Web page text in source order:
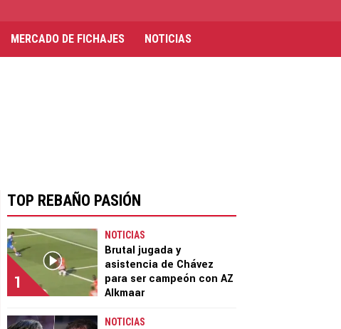
MERCADO DE FICHAJES NOTICIAS
TOP REBAÑO PASIÓN
1
NOTICIAS
Brutal jugada y
asistencia de Chávez
para ser campeón con AZ
Alkmaar
NOTICIAS